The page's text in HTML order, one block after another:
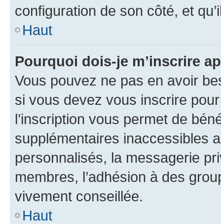
configuration de son côté, et
Haut
Pourquoi dois-je m’inscrire
Vous pouvez ne pas en avoir
si vous devez vous inscrire
l’inscription vous permet de
supplémentaires inaccessibles
personnalisés, la messagerie
membres, l’adhésion à des
vivement conseillée.
Haut